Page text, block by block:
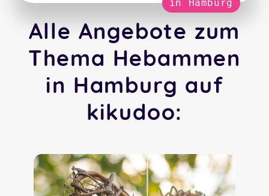
in Hamburg
Alle Angebote zum
Thema Hebammen
in Hamburg auf
kikudoo: